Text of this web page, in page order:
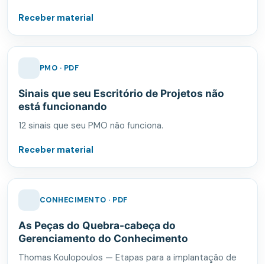
Receber material
PMO · PDF
Sinais que seu Escritório de Projetos não
está funcionando
12 sinais que seu PMO não funciona.
Receber material
CONHECIMENTO · PDF
As Peças do Quebra-cabeça do
Gerenciamento do Conhecimento
Thomas Koulopoulos — Etapas para a implantação de